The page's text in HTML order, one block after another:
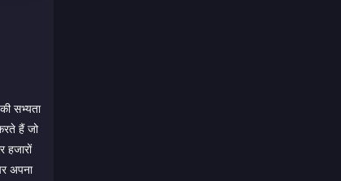
सभ्यता
हैं जो
हजारों
अपना